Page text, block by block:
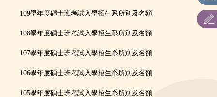
各系所特色及課程規劃
相關法則
109學年度碩士班考試入學招生系所別及名額
108學年度碩士班考試入學招生系所別及名額
107學年度碩士班考試入學招生系所別及名額
106學年度碩士班考試入學招生系所別及名額
105學年度碩士班考試入學招生系所別及名額